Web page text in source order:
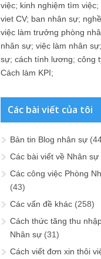
việc; kinh nghiệm tìm việc;
viet CV; ban nhân sự;
việc làm trưởng phòng
nhân sự; việc làm nhân sự;
sự; cách tính lương; công
Cách làm KPI;
Các bài viết của tôi
Bản tin Blog nhân sự
Các bài viết về Nhân sự
Các công việc Phòng
(43)
Các vấn đề khác (258)
Cách thức tăng thu
Nhân sự (31)
Cách viết đơn xin thôi